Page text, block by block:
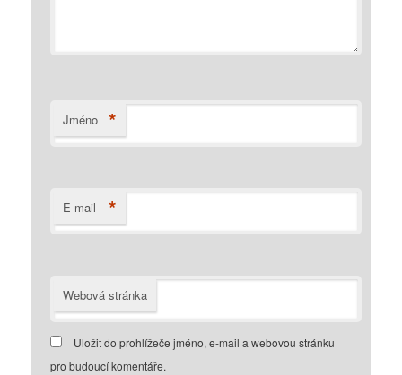
Jméno *
E-mail *
Webová stránka
Uložit do prohlížeče jméno, e-mail a webovou stránku
pro budoucí komentáře.